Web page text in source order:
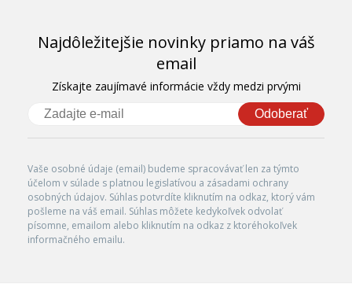
Najdôležitejšie novinky priamo na váš
email
Získajte zaujímavé informácie vždy medzi prvými
Odoberať
Vaše osobné údaje (email) budeme spracovávať len za týmto
účelom v súlade s platnou legislatívou a zásadami ochrany
osobných údajov. Súhlas potvrdíte kliknutím na odkaz, ktorý vám
pošleme na váš email. Súhlas môžete kedykoľvek odvolať
písomne, emailom alebo kliknutím na odkaz z ktoréhokoľvek
informačného emailu.